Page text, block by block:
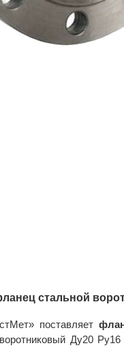
стальной
поставляет
Ду20